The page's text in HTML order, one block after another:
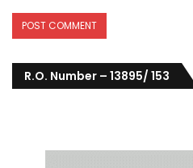
R.O. Number – 13895/ 153